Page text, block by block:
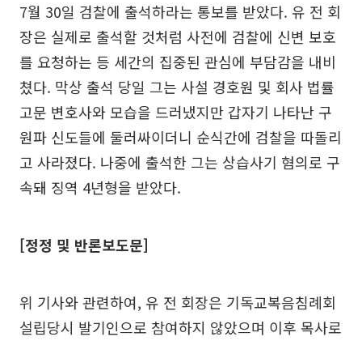
7월 30일 검찰에 출석하라는 통보를 받았다. 유 전 회
장은 실제로 출석할 것처럼 사전에 검찰에 신변 보호
를 요청하는 등 세간의 집중된 관심에 부담감을 내비
쳤다. 막상 출석 당일 그는 사설 경호원 및 회사 법률
고문 변호사와 모습을 드러냈지만 갑자기 나타난 구
원파 신도들에 둘러싸이더니 순식간에 검찰을 따돌리
고 사라졌다. 나중에 출석한 그는 상습사기 혐의로 구
속돼 징역 4년형을 받았다.
[정정 및 반론보도문]
위 기사와 관련하여, 유 전 회장은 기독교복음침례회
설립당시 발기인으로 참여하지 않았으며 이후 목사로